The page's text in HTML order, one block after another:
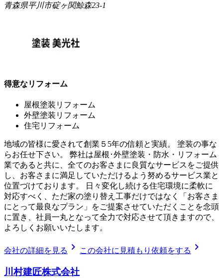
青森県平川市碇ヶ関鯨森23-1
得意なリフォーム
屋根塗装リフォーム
外壁塗装リフォーム
住宅リフォーム
地域の皆様に愛されて創業５5年の信頼と実績。 塗装の事な
らお任せ下さい。 弊社は屋根･外壁塗装・防水・リフォーム
業であると共に、全てのお客さまに良質なサービスをご提供
し、お客さまに満足していただけるよう努めるサービス業と
位置づけております。 日々変化し続ける住宅環境に柔軟に
対応すべく、ただ家の塗り替え工事だけではなく「お客さま
にとって最良なプラン」をご提案させていただくことを念頭
に置き、社員一丸となって全力で対応させて頂きますので、
よろしくお願いいたします。
会社の詳細を見る chevron_right この会社に見積もり依頼をする chevron_right
川村建匠株式会社